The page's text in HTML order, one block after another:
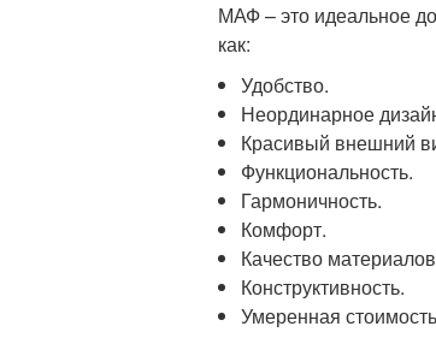
МАФ – это идеальное
как:
Удобство.
Неординарное
Красивый внешний
Функциональность.
Гармоничность.
Комфорт.
Качество
Конструктивность.
Умеренная